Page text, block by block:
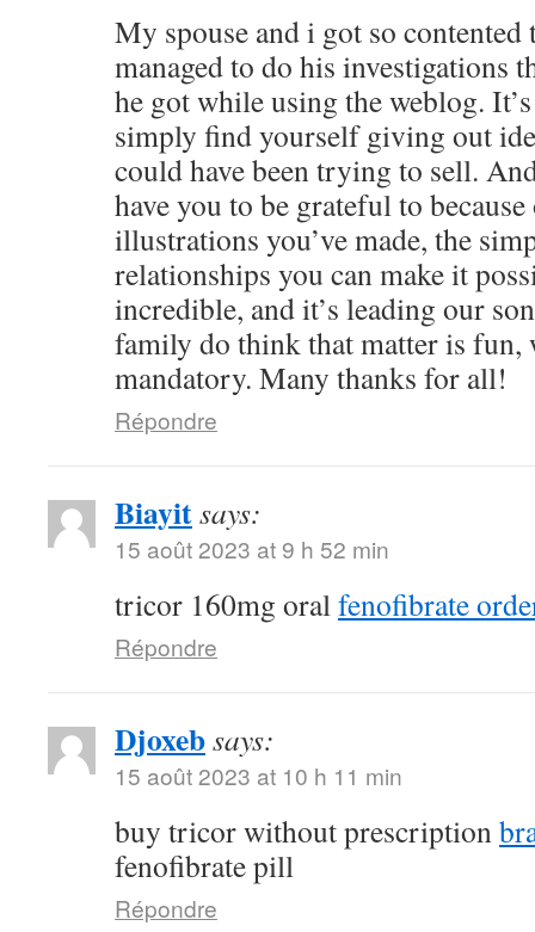
My spouse and i got so contented
managed to do his investigations
he got while using the weblog.
simply find yourself giving out
could have been trying to sell.
have you to be grateful to
illustrations you’ve made, the
relationships you can make it
incredible, and it’s leading our
family do think that matter is
mandatory. Many thanks for all!
Répondre
Biayitsays:
15 août 2023 at 9 h 52 min
tricor 160mg oralfenofibrate
Répondre
Djoxebsays:
15 août 2023 at 10 h 11 min
buy tricor without prescription
fenofibrate pill
Répondre